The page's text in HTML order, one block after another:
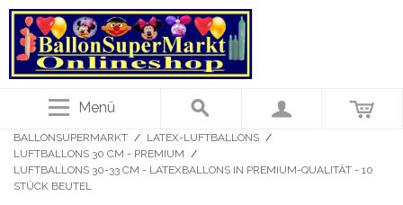
Menü
BALLONSUPERMARKT / LATEX-LUFTBALLONS /
LUFTBALLONS 30 CM - PREMIUM /
LUFTBALLONS 30-33 CM - LATEXBALLONS IN PREMIUM-QUALITÄT - 10
STÜCK BEUTEL